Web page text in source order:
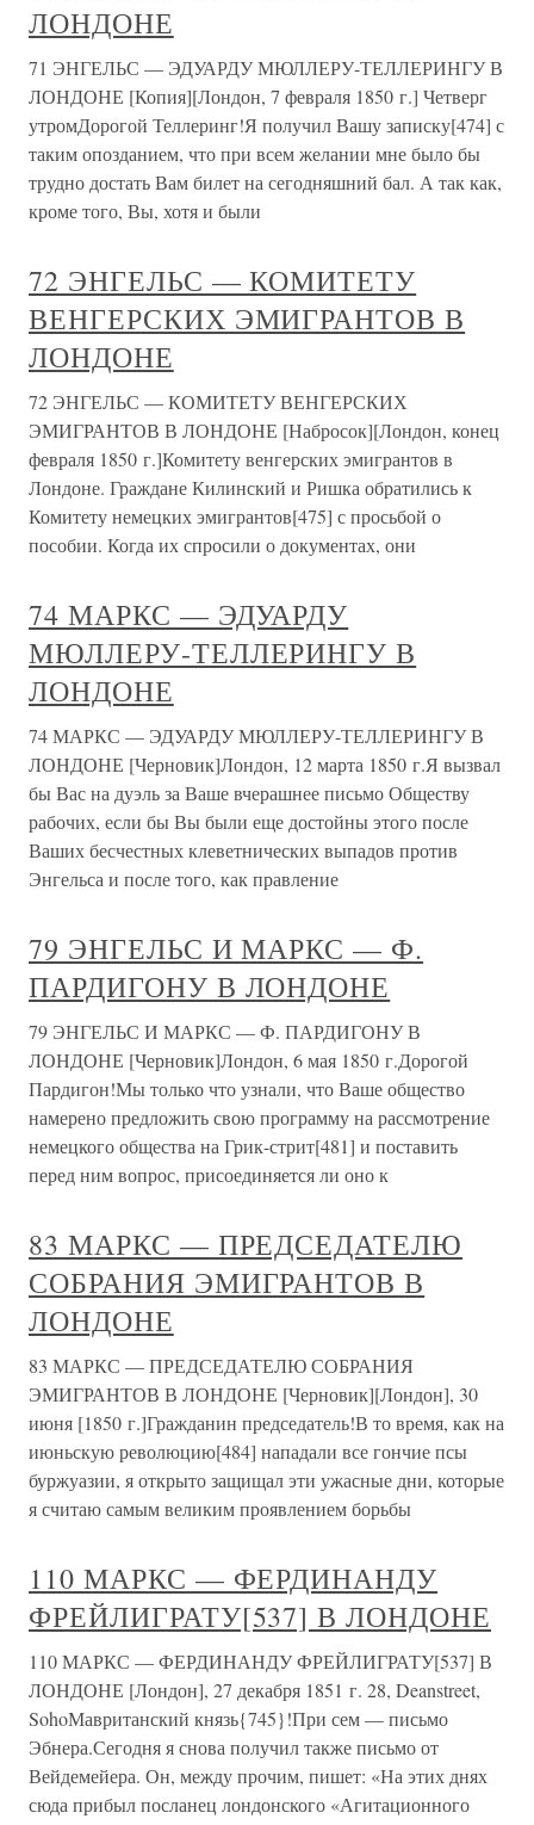
ЛОНДОНЕ
71 ЭНГЕЛЬС — ЭДУАРДУ МЮЛЛЕРУ-ТЕЛЛЕРИНГУ В
ЛОНДОНЕ [Копия][Лондон, 7 февраля 1850 г.] Четверг
утромДорогой Теллеринг!Я получил Вашу записку[474] с
таким опозданием, что при всем желании мне было бы
трудно достать Вам билет на сегодняшний бал. А так как,
кроме того, Вы, хотя и были
72 ЭНГЕЛЬС — КОМИТЕТУ
ВЕНГЕРСКИХ ЭМИГРАНТОВ В
ЛОНДОНЕ
72 ЭНГЕЛЬС — КОМИТЕТУ ВЕНГЕРСКИХ
ЭМИГРАНТОВ В ЛОНДОНЕ [Набросок][Лондон, конец
февраля 1850 г.]Комитету венгерских эмигрантов в
Лондоне. Граждане Килинский и Ришка обратились к
Комитету немецких эмигрантов[475] с просьбой о
пособии. Когда их спросили о документах, они
74 МАРКС — ЭДУАРДУ
МЮЛЛЕРУ-ТЕЛЛЕРИНГУ В
ЛОНДОНЕ
74 МАРКС — ЭДУАРДУ МЮЛЛЕРУ-ТЕЛЛЕРИНГУ В
ЛОНДОНЕ [Черновик]Лондон, 12 марта 1850 г.Я вызвал
бы Вас на дуэль за Ваше вчерашнее письмо Обществу
рабочих, если бы Вы были еще достойны этого после
Ваших бесчестных клеветнических выпадов против
Энгельса и после того, как правление
79 ЭНГЕЛЬС И МАРКС — Ф.
ПАРДИГОНУ В ЛОНДОНЕ
79 ЭНГЕЛЬС И МАРКС — Ф. ПАРДИГОНУ В
ЛОНДОНЕ [Черновик]Лондон, 6 мая 1850 г.Дорогой
Пардигон!Мы только что узнали, что Ваше общество
намерено предложить свою программу на рассмотрение
немецкого общества на Грик-стрит[481] и поставить
перед ним вопрос, присоединяется ли оно к
83 МАРКС — ПРЕДСЕДАТЕЛЮ
СОБРАНИЯ ЭМИГРАНТОВ В
ЛОНДОНЕ
83 МАРКС — ПРЕДСЕДАТЕЛЮ СОБРАНИЯ
ЭМИГРАНТОВ В ЛОНДОНЕ [Черновик][Лондон], 30
июня [1850 г.]Гражданин председатель!В то время, как на
июньскую революцию[484] нападали все гончие псы
буржуазии, я открыто защищал эти ужасные дни, которые
я считаю самым великим проявлением борьбы
110 МАРКС — ФЕРДИНАНДУ
ФРЕЙЛИГРАТУ[537] В ЛОНДОНЕ
110 МАРКС — ФЕРДИНАНДУ ФРЕЙЛИГРАТУ[537] В
ЛОНДОНЕ [Лондон], 27 декабря 1851 г. 28, Deanstreet,
SohoМавританский князь{745}!При сем — письмо
Эбнера.Сегодня я снова получил также письмо от
Вейдемейера. Он, между прочим, пишет: «На этих днях
сюда прибыл посланец лондонского «Агитационного